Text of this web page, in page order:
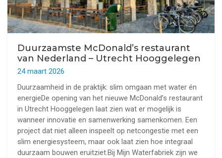
Duurzaamste McDonald’s restaurant
van Nederland – Utrecht Hooggelegen
24 maart 2026
Duurzaamheid in de praktijk: slim omgaan met water én
energieDe opening van het nieuwe McDonald’s restaurant
in Utrecht Hooggelegen laat zien wat er mogelijk is
wanneer innovatie en samenwerking samenkomen. Een
project dat niet alleen inspeelt op netcongestie met een
slim energiesysteem, maar ook laat zien hoe integraal
duurzaam bouwen eruitziet.Bij Mijn Waterfabriek zijn we